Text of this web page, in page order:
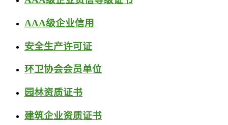
AAA级企业信用
安全生产许可证
环卫协会会员单位
园林资质证书
建筑企业资质证书